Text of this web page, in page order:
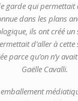
garde qui permettait
dans les plans
ils ont créé un
d’aller à cette
parce qu’on n’y
Gaëlle Cavalli.